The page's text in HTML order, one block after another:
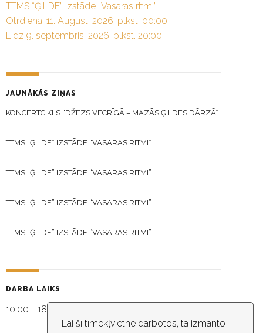
Lai šī tīmekļvietne darbotos, tā izmanto
TTMS “ĢILDE” izstāde “Vasaras ritmi”
Otrdiena, 11. August, 2026. plkst. 00:00
Līdz 9. septembris, 2026. plkst. 20:00
JAUNĀKĀS ZIŅAS
KONCERTCIKLS “DŽEZS VECRĪGĀ – MAZĀS ĢILDES DĀRZĀ”
TTMS “ĢILDE” IZSTĀDE “VASARAS RITMI”
TTMS “ĢILDE” IZSTĀDE “VASARAS RITMI”
TTMS “ĢILDE” IZSTĀDE “VASARAS RITMI”
TTMS “ĢILDE” IZSTĀDE “VASARAS RITMI”
DARBA LAIKS
10:00 - 18:30